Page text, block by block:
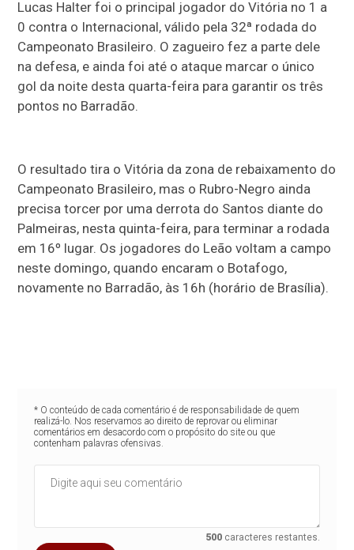
Lucas Halter foi o principal jogador do Vitória no 1 a
0 contra o Internacional, válido pela 32ª rodada do
Campeonato Brasileiro. O zagueiro fez a parte dele
na defesa, e ainda foi até o ataque marcar o único
gol da noite desta quarta-feira para garantir os três
pontos no Barradão.
O resultado tira o Vitória da zona de rebaixamento do
Campeonato Brasileiro, mas o Rubro-Negro ainda
precisa torcer por uma derrota do Santos diante do
Palmeiras, nesta quinta-feira, para terminar a rodada
em 16º lugar. Os jogadores do Leão voltam a campo
neste domingo, quando encaram o Botafogo,
novamente no Barradão, às 16h (horário de Brasília).
* O conteúdo de cada comentário é de responsabilidade de quem
realizá-lo. Nos reservamos ao direito de reprovar ou eliminar
comentários em desacordo com o propósito do site ou que
contenham palavras ofensivas.
500 caracteres restantes.